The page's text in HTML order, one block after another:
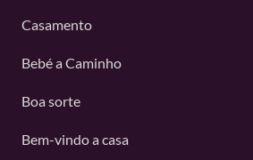
Casamento
Bebé a Caminho
Boa sorte
Bem-vindo a casa